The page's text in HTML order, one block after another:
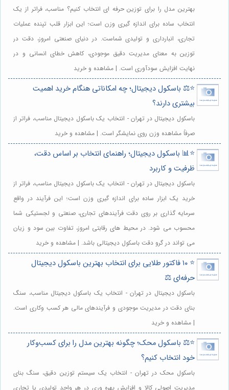
بهترین مدل را برای توزین حرفه ای انتخاب کنیم؟ مناسب، فراتر از یک
انتخاب ساده برای اندازه گیری وزن است؛ این ابزار قلب تپنده عملیات
تجاری، انبارداری و تولیدی شماست. در دنیای صنعتی امروز، دقت در
توزین به معنای مدیریت دقیق موجودی، کاهش خطای انسانی و در
نهایت افزایش سودآوری است. | مشاهده و خرید
⭐️⚖️ باسکول دیجیتال؛ چه امکاناتی هنگام خرید اهمیت
بیشتری دارند؟
باسکول دیجیتال در تهران - انتخاب یک باسکول دیجیتال مناسب، فراتر از
صرفاً مشاهده وزن روی نمایشگر است. | مشاهده و خرید
⭐️📊 باسکول دیجیتال؛ راهنمای انتخاب بر اساس دقت،
ظرفیت و کاربرد
باسکول دیجیتال در تهران - انتخاب یک باسکول دیجیتال مناسب، فراتر از
خرید یک ابزار ساده برای اندازه گیری وزن است؛ این فرآیند در واقع
سرمایه گذاری بر روی دقت فرآیندهای تجاری، صنعتی و لجستیکی شما
محسوب می شود. در محیط های رقابتی امروز، تفاوت بین سود و زیان
می تواند در گرو دقت باسکول دیجیتالی باشد. | مشاهده و خرید
⭐️ ۱۰ فاکتور طلایی برای انتخاب بهترین باسکول دیجیتال
حرفه‌ای ⚖️
باسکول دیجیتال در تهران - انتخاب یک باسکول دیجیتال مناسب، سنگ
بنای دقت در مدیریت موجودی و فرآیندهای مالی هر کسب وکاری است.
| مشاهده و خرید
⭐️⚖️ باسکول محک؛ چگونه بهترین مدل را برای کسب‌وکار
خود انتخاب کنیم؟
باسکول محک در تهران - انتخاب یک سیستم توزین دقیق، سنگ بنای
مدیریت اصولی کالا و افزایش بهره وری در هر واحد تولیدی یا تجاری